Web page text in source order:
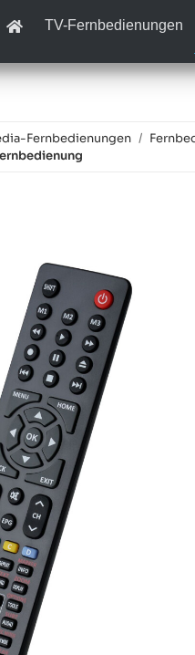
TV-Fernbedienungen
Fernbedienungen